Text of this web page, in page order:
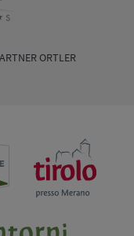
ORTLER